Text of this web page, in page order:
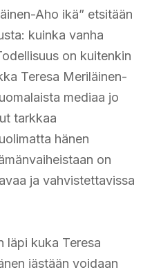
Aho ikä” etsitään
kuinka vanha
on kuitenkin
Teresa Meriläinen-
mediaa jo
tarkkaa
hänen
on
ja vahvistettavissa
läpi kuka Teresa
iästään voidaan